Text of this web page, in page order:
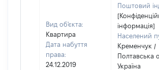
Вид об'єкта:
Квартира
Дата набуття
права:
24.12.2019
Поштовий
інформація]
Населений
Кременчук /
Полтавська
Україна